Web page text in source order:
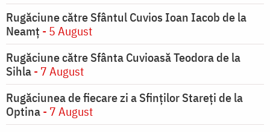
Rugăciune către Sfântul Cuvios Ioan Iacob de la
Neamț - 5 August
Rugăciune către Sfânta Cuvioasă Teodora de la
Sihla- 7 August
Rugăciunea de fiecare zi a Sfinților Stareți de la
Optina- 7 August